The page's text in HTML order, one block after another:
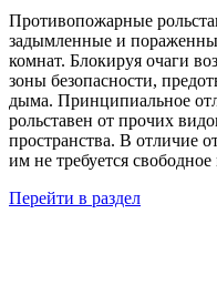
Противопожарные
задымленные и
комнат. Блокируя очаги
зоны безопасности,
дыма. Принципиальное
рольставен от прочих
пространства. В отличие
им не требуется
Перейти в раздел